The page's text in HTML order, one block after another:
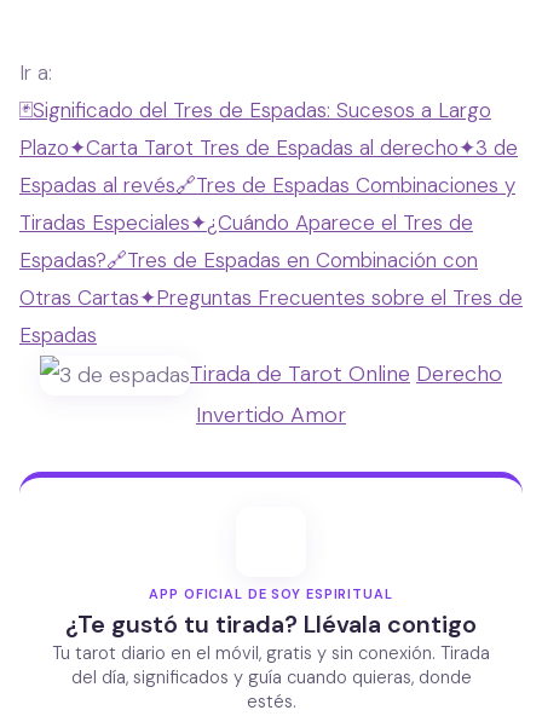
Ir a:
🃏Significado del Tres de Espadas: Sucesos a Largo
Plazo✦Carta Tarot Tres de Espadas al derecho✦3 de
Espadas al revés🔗Tres de Espadas Combinaciones y
Tiradas Especiales✦¿Cuándo Aparece el Tres de
Espadas?🔗Tres de Espadas en Combinación con
Otras Cartas✦Preguntas Frecuentes sobre el Tres de
Espadas
Tirada de Tarot Online Derecho
Invertido Amor
APP OFICIAL DE SOY ESPIRITUAL
¿Te gustó tu tirada? Llévala contigo
Tu tarot diario en el móvil, gratis y sin conexión. Tirada
del día, significados y guía cuando quieras, donde
estés.